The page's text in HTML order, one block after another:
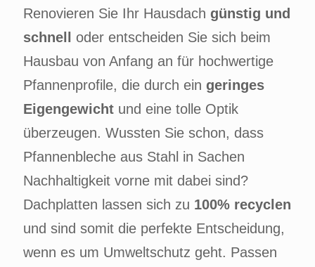
Renovieren Sie Ihr Hausdach günstig und
schnell oder entscheiden Sie sich beim
Hausbau von Anfang an für hochwertige
Pfannenprofile, die durch ein geringes
Eigengewicht und eine tolle Optik
überzeugen. Wussten Sie schon, dass
Pfannenbleche aus Stahl in Sachen
Nachhaltigkeit vorne mit dabei sind?
Dachplatten lassen sich zu 100% recyclen
und sind somit die perfekte Entscheidung,
wenn es um Umweltschutz geht. Passen